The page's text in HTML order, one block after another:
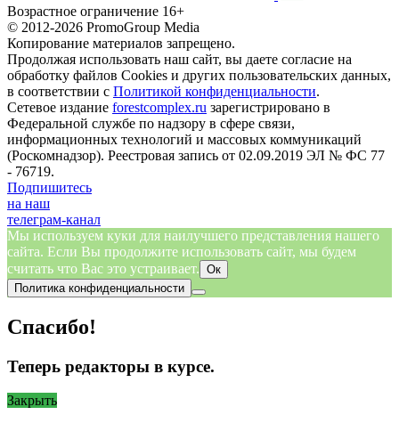
Возрастное ограничение 16+
© 2012-2026 PromoGroup Media
Копирование материалов запрещено.
Продолжая использовать наш сайт, вы даете согласие на
обработку файлов Cookies и других пользовательских данных,
в соответствии с Политикой конфиденциальности.
Сетевое издание forestcomplex.ru зарегистрировано в
Федеральной службе по надзору в сфере связи,
информационных технологий и массовых коммуникаций
(Роскомнадзор). Реестровая запись от 02.09.2019 ЭЛ № ФС 77
- 76719.
Подпишитесь
на наш
телеграм-канал
Мы используем куки для наилучшего представления нашего
сайта. Если Вы продолжите использовать сайт, мы будем
считать что Вас это устраивает. Ок
Политика конфиденциальности
Спасибо!
Теперь редакторы в курсе.
Закрыть